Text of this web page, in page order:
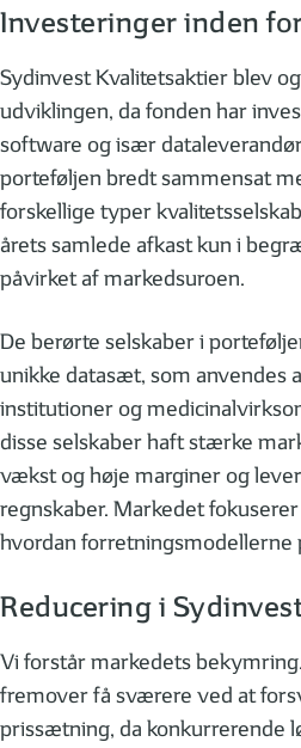
Investeringer inden
Sydinvest Kvalitetsaktier blev
udviklingen, da fonden har
software og især
porteføljen bredt sammensat
forskellige typer
årets samlede afkast kun i
påvirket af markedsuroen.
De berørte selskaber i
unikke datasæt, som anvendes
institutioner og
disse selskaber haft stærke
vækst og høje marginer og
regnskaber. Markedet
hvordan forretningsmodellerne
Reducering i
Vi forstår markedets
fremover få sværere ved at
prissætning, da konkurrerende